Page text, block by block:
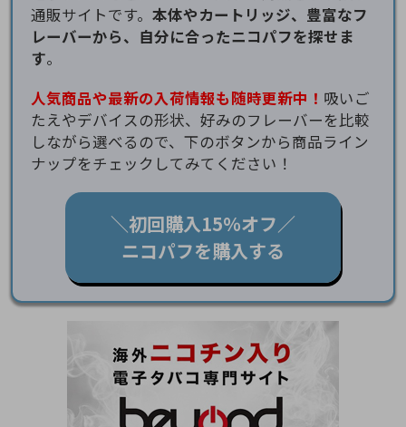
通販サイトです。 本体やカートリッジ、豊富なフ
レーバーから、自分に合ったニコパフを探せま
す。
人気商品や最新の入荷情報も随時更新中！ 吸いご
たえやデバイスの形状、好みのフレーバーを比較
しながら選べるので、下のボタンから商品ライン
ナップをチェックしてみてください！
＼初回購入15％オフ／
ニコパフを購入する